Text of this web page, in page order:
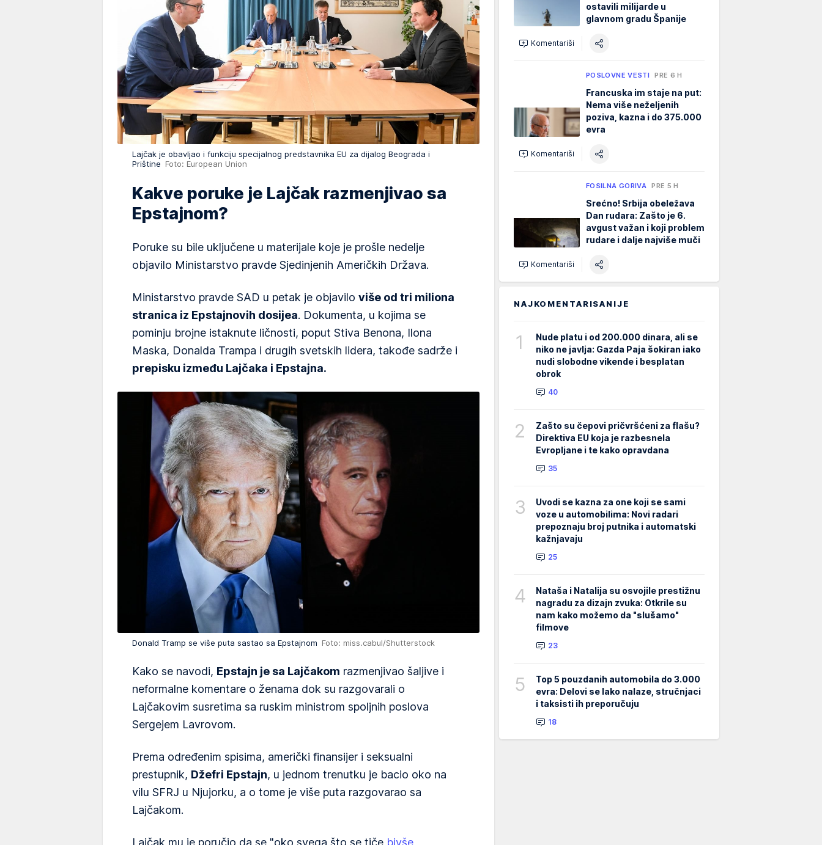
Lajčak je obavljao i funkciju specijalnog predstavnika EU za dijalog Beograda i
Prištine Foto: European Union
Kakve poruke je Lajčak razmenjivao sa
Epstajnom?
Poruke su bile uključene u materijale koje je prošle nedelje
objavilo Ministarstvo pravde Sjedinjenih Američkih Država.
Ministarstvo pravde SAD u petak je objavilo više od tri miliona
stranica iz Epstajnovih dosijea. Dokumenta, u kojima se
pominju brojne istaknute ličnosti, poput Stiva Benona, Ilona
Maska, Donalda Trampa i drugih svetskih lidera, takođe sadrže i
prepisku između Lajčaka i Epstajna.
Donald Tramp se više puta sastao sa Epstajnom Foto: miss.cabul/Shutterstock
Kako se navodi, Epstajn je sa Lajčakom razmenjivao šaljive i
neformalne komentare o ženama dok su razgovarali o
Lajčakovim susretima sa ruskim ministrom spoljnih poslova
Sergejem Lavrovom.
Prema određenim spisima, američki finansijer i seksualni
prestupnik, Džefri Epstajn, u jednom trenutku je bacio oko na
vilu SFRJ u Njujorku, a o tome je više puta razgovarao sa
Lajčakom.
Lajčak mu je poručio da se "oko svega što se tiče bivše
ostavili milijarde u
glavnom gradu Španije
Komentariši
POSLOVNE VESTI PRE 6 H
Francuska im staje na put:
Nema više neželjenih
poziva, kazna i do 375.000
evra
Komentariši
FOSILNA GORIVA PRE 5 H
Srećno! Srbija obeležava
Dan rudara: Zašto je 6.
avgust važan i koji problem
rudare i dalje najviše muči
Komentariši
NAJKOMENTARISANIJE
1
Nude platu i od 200.000 dinara, ali se
niko ne javlja: Gazda Paja šokiran iako
nudi slobodne vikende i besplatan
obrok
40
2
Zašto su čepovi pričvršćeni za flašu?
Direktiva EU koja je razbesnela
Evropljane i te kako opravdana
35
3
Uvodi se kazna za one koji se sami
voze u automobilima: Novi radari
prepoznaju broj putnika i automatski
kažnjavaju
25
4
Nataša i Natalija su osvojile prestižnu
nagradu za dizajn zvuka: Otkrile su
nam kako možemo da "slušamo"
filmove
23
5
Top 5 pouzdanih automobila do 3.000
evra: Delovi se lako nalaze, stručnjaci
i taksisti ih preporučuju
18